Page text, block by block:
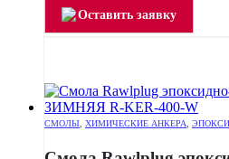
Оставить заявку
СМОЛЫ, ХИМИЧЕСКИЕ АНКЕРА,